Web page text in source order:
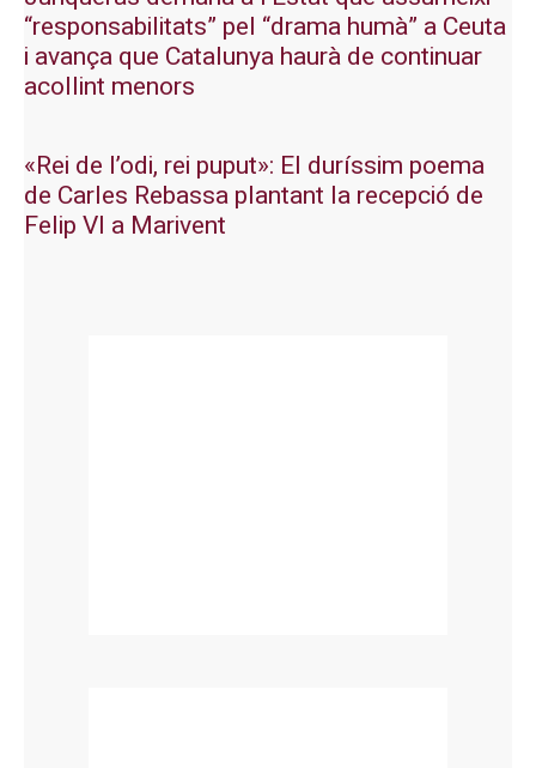
“responsabilitats” pel “drama humà” a Ceuta
i avança que Catalunya haurà de continuar
acollint menors
«Rei de l’odi, rei puput»: El duríssim poema
de Carles Rebassa plantant la recepció de
Felip VI a Marivent